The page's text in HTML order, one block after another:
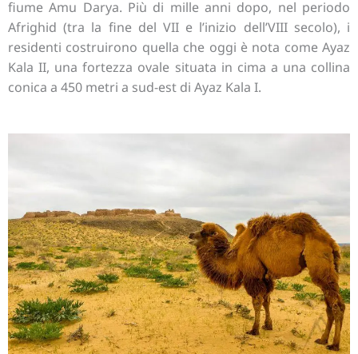
fiume Amu Darya. Più di mille anni dopo, nel periodo
Afrighid (tra la fine del VII e l’inizio dell’VIII secolo), i
residenti costruirono quella che oggi è nota come Ayaz
Kala II, una fortezza ovale situata in cima a una collina
conica a 450 metri a sud-est di Ayaz Kala I.